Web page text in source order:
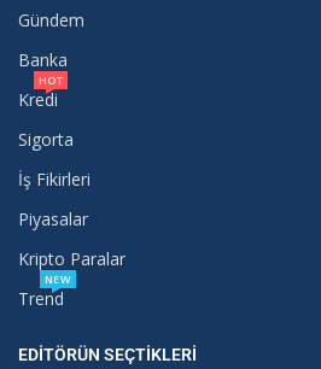
Gündem
Banka
Kredi
HOT
Sigorta
İş Fikirleri
Piyasalar
Kripto Paralar
Trend
NEW
EDITÖRÜN SEÇTIKLERI